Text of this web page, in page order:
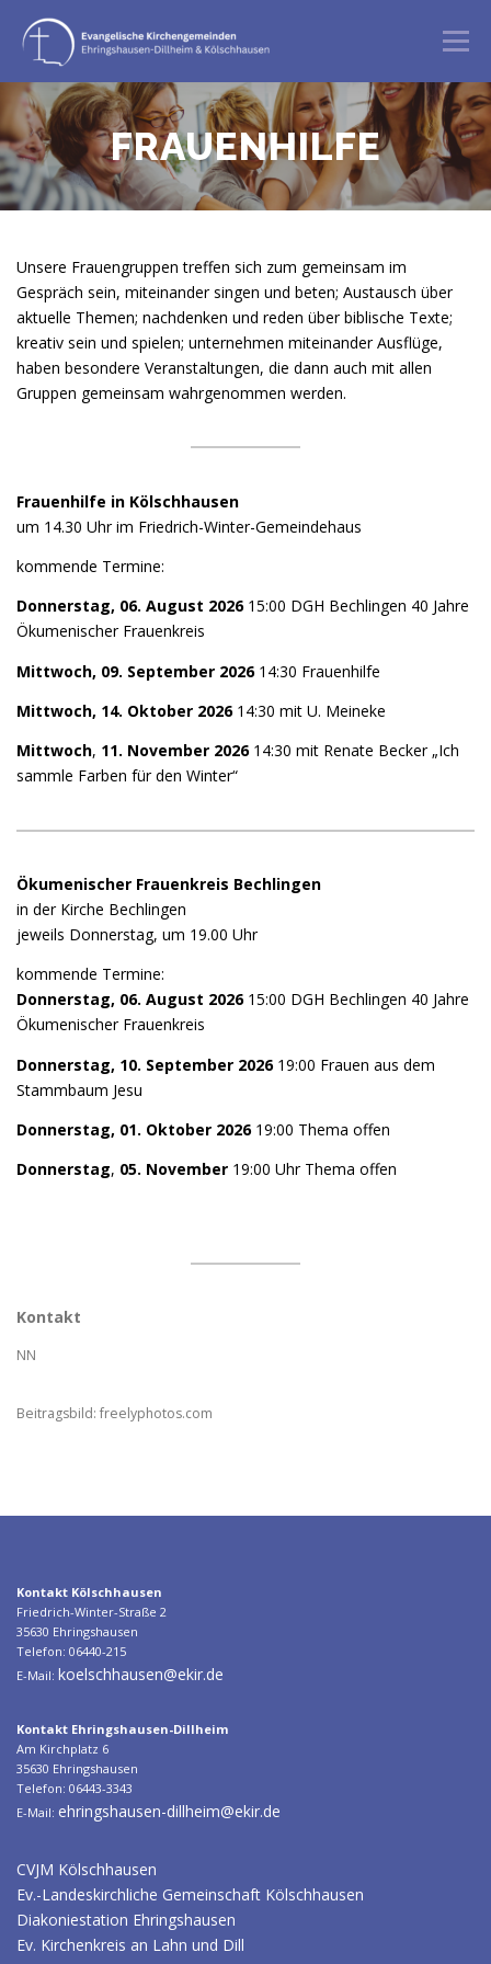
Inhalt
springen
Menü
GOTTESDIENST ANGEBOTE
BERATUNG & BEGLEITUNG ÜBER UNS
FRAUENHILFE
Unsere Frauengruppen treffen sich zum gemeinsam im
Gespräch sein, miteinander singen und beten; Austausch über
aktuelle Themen; nachdenken und reden über biblische Texte;
kreativ sein und spielen; unternehmen miteinander Ausflüge,
haben besondere Veranstaltungen, die dann auch mit allen
Gruppen gemeinsam wahrgenommen werden.
Frauenhilfe in Kölschhausen
um 14.30 Uhr im Friedrich-Winter-Gemeindehaus
kommende Termine:
Donnerstag, 06. August 2026 15:00 DGH Bechlingen 40 Jahre
Ökumenischer Frauenkreis
Mittwoch, 09. September 2026 14:30 Frauenhilfe
Mittwoch, 14. Oktober 202614:30 mit U. Meineke
Mittwoch, 11. November 202614:30 mit Renate Becker „Ich
sammle Farben für den Winter“
Ökumenischer Frauenkreis Bechlingen
in der Kirche Bechlingen
jeweils Donnerstag, um 19.00 Uhr
kommende Termine:
Donnerstag, 06. August 202615:00 DGH Bechlingen 40 Jahre
Ökumenischer Frauenkreis
Donnerstag, 10. September 202619:00 Frauen aus dem
Stammbaum Jesu
Donnerstag, 01. Oktober 202619:00 Thema offen
Donnerstag, 05. November 19:00 Uhr Thema offen
Kontakt
NN
Beitragsbild: freelyphotos.com
Kontakt Kölschhausen
Friedrich-Winter-Straße 2
35630 Ehringshausen
Telefon: 06440-215
E-Mail: koelschhausen@ekir.de
Kontakt Ehringshausen-Dillheim
Am Kirchplatz 6
35630 Ehringshausen
Telefon: 06443-3343
E-Mail: ehringshausen-dillheim@ekir.de
CVJM Kölschhausen
Ev.-Landeskirchliche Gemeinschaft Kölschhausen
Diakoniestation Ehringshausen
Ev. Kirchenkreis an Lahn und Dill